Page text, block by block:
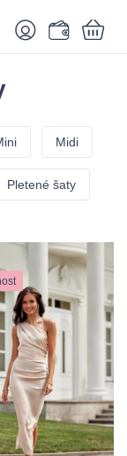
Midi
Pletené šaty